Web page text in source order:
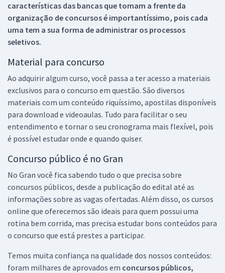
características das bancas que tomam a frente da
organização de concursos é importantíssimo, pois cada
uma tem a sua forma de administrar os processos
seletivos.
Material para concurso
Ao adquirir algum curso, você passa a ter acesso a materiais
exclusivos para o concurso em questão. São diversos
materiais com um conteúdo riquíssimo, apostilas disponíveis
para download e videoaulas. Tudo para facilitar o seu
entendimento e tornar o seu cronograma mais flexível, pois
é possível estudar onde e quando quiser.
Concurso público é no Gran
No Gran você fica sabendo tudo o que precisa sobre
concursos públicos, desde a publicação do edital até as
informações sobre as vagas ofertadas. Além disso, os cursos
online que oferecemos são ideais para quem possui uma
rotina bem corrida, mas precisa estudar bons conteúdos para
o concurso que está prestes a participar.
Temos muita confiança na qualidade dos nossos conteúdos:
foram milhares de aprovados em concursos públicos,